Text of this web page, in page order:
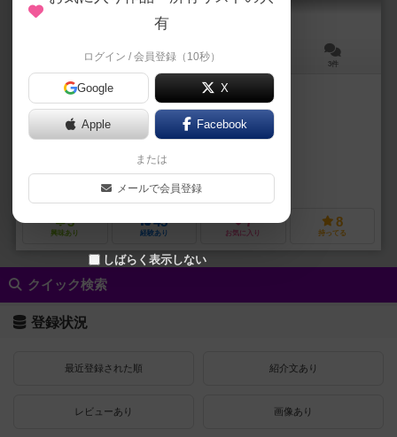
20～50分 3件
作品説明文の編集者を募集中
ロブ・ダヴィオー（Rob Daviau）
ダニエルズ・カスティーヨ（Dhaniels Castillo）
カリオペ・ゲームズ（Calliope Games）
3
興味あり
45
経験あり
7
お気に入り
8
持ってる
クイック検索
登録状況
最近登録された順 紹介文あり
レビューあり 画像あり
有
ログイン / 会員登録（10秒）
Google X
Apple Facebook
または
メールで会員登録
しばらく表示しない